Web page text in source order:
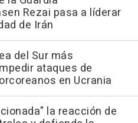
Rezai pasa a líderar
de Irán
del Sur más
ataques de
en Ucrania
la reacción de